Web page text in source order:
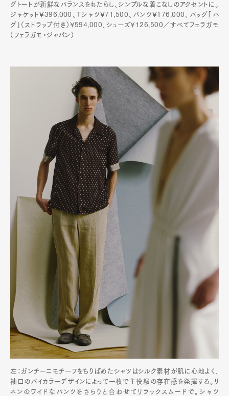
グトートが新鮮なバランスをもたらし、シンプルな着こなしのアクセントに。
ジャケット¥396,000、Tシャツ¥71,500、パンツ¥176,000、バッグ「ハ
グ」（ストラップ付き）¥594,000、シューズ¥126,500／すべてフェラガモ
（フェラガモ・ジャパン）
左：ガンチーニモチーフをちりばめたシャツはシルク素材が肌に心地よく、
袖口のバイカラーデザインによって一枚で主役級の存在感を発揮する。リ
ネンのワイドなパンツをさらりと合わせてリラックスムードで。シャツ